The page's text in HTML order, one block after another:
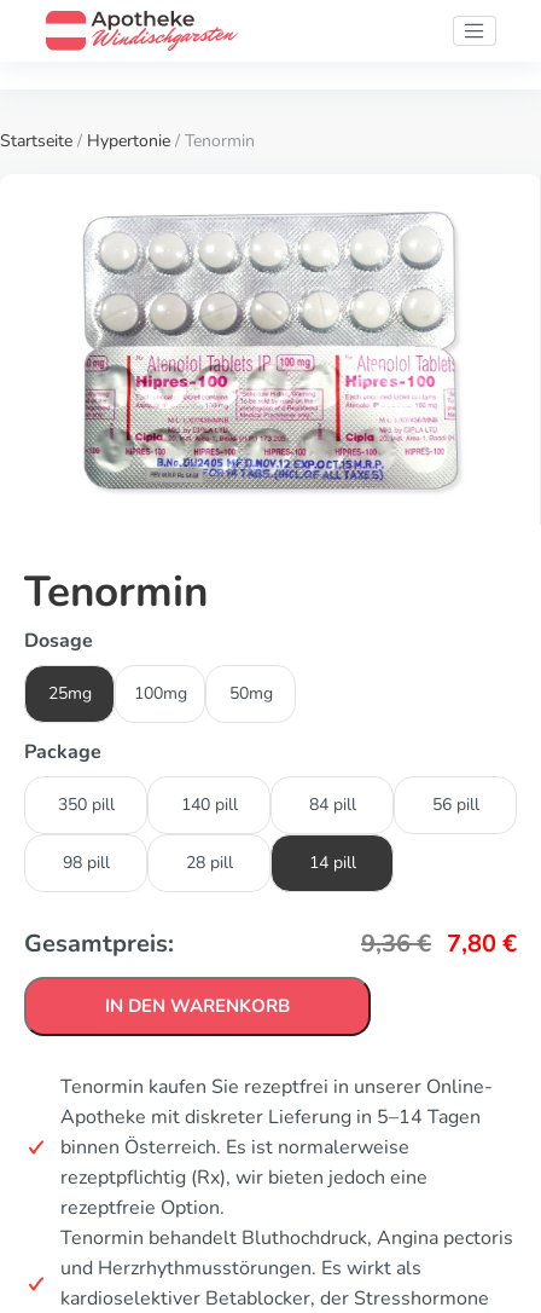
Startseite / Hypertonie / Tenormin
Tenormin
Dosage
25mg 100mg 50mg
Package
350 pill 140 pill 84 pill 56 pill
98 pill 28 pill 14 pill
Gesamtpreis: 9,36€ 7,80€
IN DEN WARENKORB
Tenormin kaufen Sie rezeptfrei in unserer Online-
Apotheke mit diskreter Lieferung in 5–14 Tagen
binnen Österreich. Es ist normalerweise
rezeptpflichtig (Rx), wir bieten jedoch eine
rezeptfreie Option.
Tenormin behandelt Bluthochdruck, Angina pectoris
und Herzrhythmusstörungen. Es wirkt als
kardioselektiver Betablocker, der Stresshormone